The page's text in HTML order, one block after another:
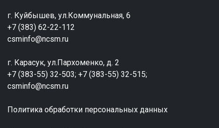
г. Куйбышев, ул.Коммунальная, 6
+7 (383) 62-22-112
csminfo@ncsm.ru
г. Карасук, ул.Пархоменко, д. 2
+7 (383-55) 32-503; +7 (383-55) 32-515;
csminfo@ncsm.ru
Политика обработки персональных данных